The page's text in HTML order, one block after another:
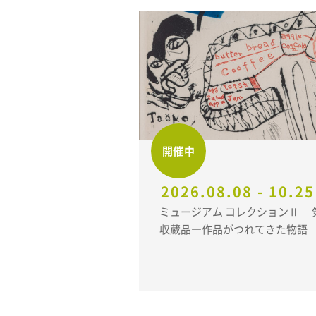
開催中
2026.08.08 - 10.25
ミュージアム コレクションⅡ 気になる、こんどの
収蔵品―作品がつれてきた物